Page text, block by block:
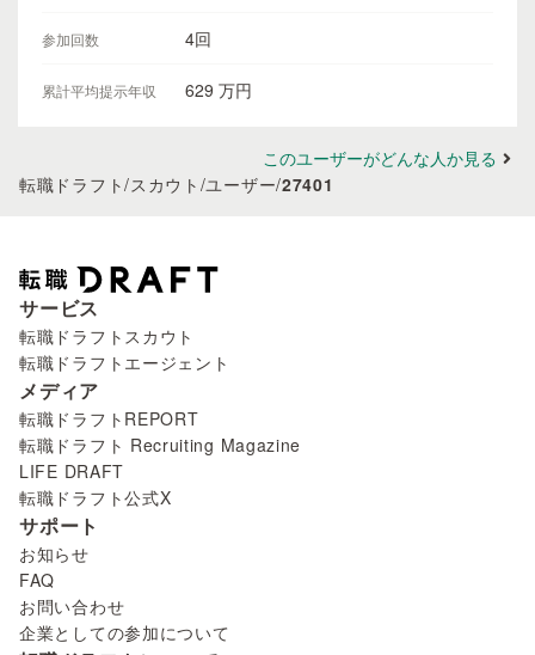
参加回数 4回
累計平均提示年収 629 万円
このユーザーがどんな人か見る
転職ドラフト/スカウト /ユーザー/27401
サービス
転職ドラフトスカウト
転職ドラフトエージェント
メディア
転職ドラフトREPORT
転職ドラフト Recruiting Magazine
LIFE DRAFT
転職ドラフト公式X
サポート
お知らせ
FAQ
お問い合わせ
企業としての参加について